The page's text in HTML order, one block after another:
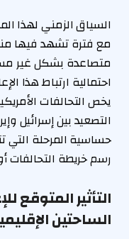
السياق الزمني لهذا
مع فترة تشهد فيها
متصاعدة بشكل غير
احتمالية ارتباط هذا
يخص التحالفات
التصعيد بين إسرائيل
حساسية المرحلة التي
رسم خريطة التحالفات
التأثير المتوقع
الساحتين